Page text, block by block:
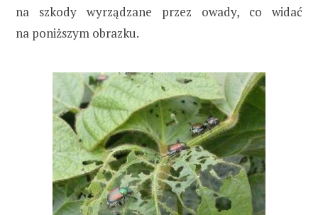
na szkody wyrządzane przez owady, co widać
na poniższym obrazku.